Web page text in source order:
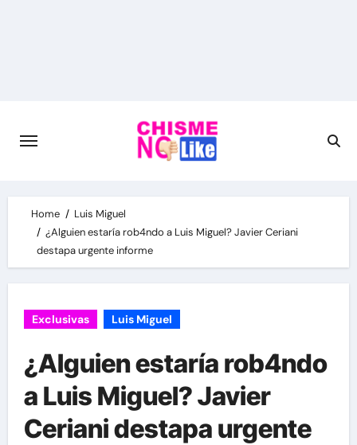
Home
Luis Miguel
¿Alguien estaría rob4ndo a Luis Miguel? Javier Ceriani
destapa urgente informe
Exclusivas Luis Miguel
¿Alguien estaría rob4ndo
a Luis Miguel? Javier
Ceriani destapa urgente